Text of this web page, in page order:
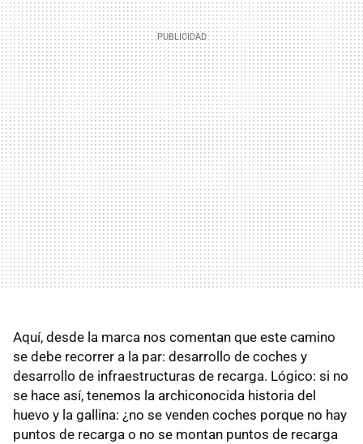
Aquí, desde la marca nos comentan que este camino
se debe recorrer a la par: desarrollo de coches y
desarrollo de infraestructuras de recarga. Lógico: si no
se hace así, tenemos la archiconocida historia del
huevo y la gallina: ¿no se venden coches porque no hay
puntos de recarga o no se montan puntos de recarga